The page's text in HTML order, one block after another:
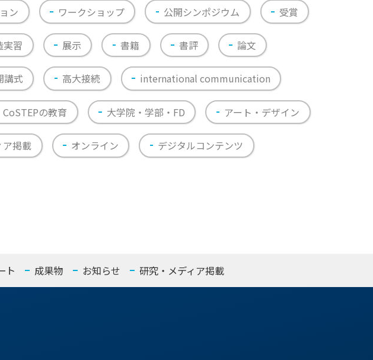
ン ワークショップ 公開シンポジウム 受賞
実習 展示 書籍 書評 論文
講式 高大接続 international communication
CoSTEPの教育 大学院・学部・FD アート・デザイン
ア掲載 オンライン デジタルコンテンツ
ト 成果物 お知らせ 研究・メディア掲載